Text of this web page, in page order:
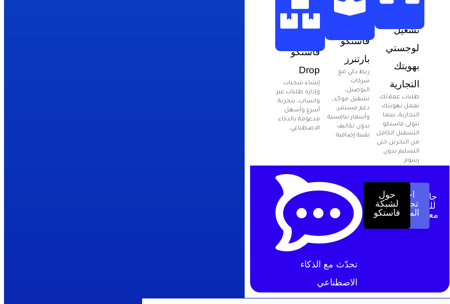
تشغيل
لوجستي
بهويتك
التجارية
طلبات عملائك
تعمل بهويتك
التجارية، بينما
تتولى فاستكو
التشغيل الكامل
من التخزين حتى
التسليم بدون
رسوم
فاستكو
بارتنرز
ربط ذكي مع
شركات
التوصيل،
تشغيل موحّد،
دعم مستمر،
وأسعار تنافسية
بدون تكاليف
تقنية إضافية.
فاستكو
Drop
إنشاء شحنات
وإدارة طلبات عبر
واتساب، بتجربة
أسرع وأسهل
مدعومة بالذكاء
الاصطناعي.
جاهز
للبدء
معنا؟
احجز
تجربتك
المجانية
حول
لشبكة
فاستكو
تحدّث مع الذكاء
الاصطناعي